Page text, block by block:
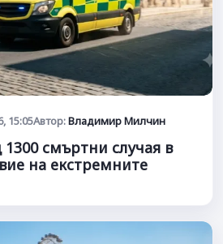
15:05Автор:Владимир Милчин
смъртни случая в
на екстремните